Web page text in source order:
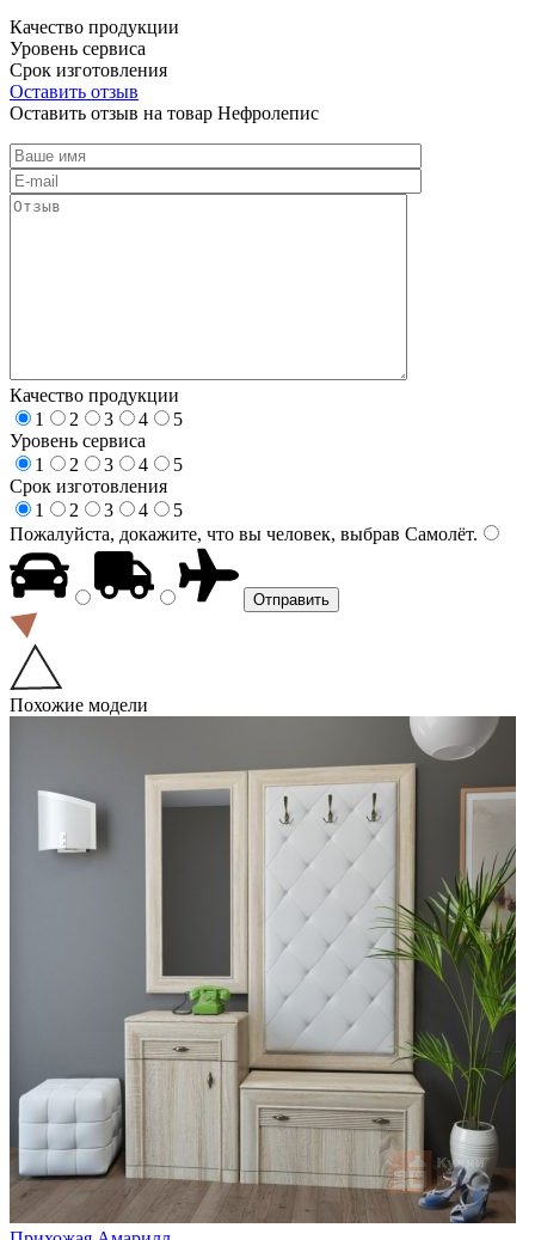
Качество продукции
Уровень сервиса
Срок изготовления
Оставить отзыв
Оставить отзыв на товар Нефролепис
Качество продукции
1
2 3 4
5
Уровень сервиса
1
2 3 4
5
Срок изготовления
1
2 3 4
5
Пожалуйста, докажите, что вы человек, выбрав Самолёт.
Похожие модели